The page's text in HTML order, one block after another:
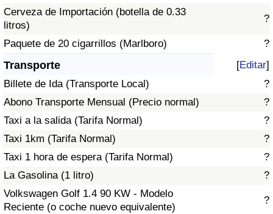
Cerveza de Importación (botella de 0.33
litros)
?
Paquete de 20 cigarrillos (Marlboro) ?
Transporte [Editar]
Billete de Ida (Transporte Local)
?
Abono Transporte Mensual (Precio normal)
?
Taxi a la salida (Tarifa Normal)
?
Taxi 1km (Tarifa Normal)
?
Taxi 1 hora de espera (Tarifa Normal)
?
La Gasolina (1 litro)
?
Volkswagen Golf 1.4 90 KW - Modelo
Reciente (o coche nuevo equivalente)
?
Índice de Tráfico por País